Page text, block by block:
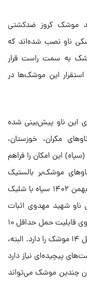
موشک کروز ضدکشتی
ناو نصب شده‌اند که
به سمت راست قرار
این موشک‌ها در
این ناو پیش‌بینی شده
مکران، خوزستان،
این امکان را فراهم
موشک‌بر بالستیک
محسوب شوند. این موضوع در رزمایش بهمن ۱۴۰۲ سپاه با شلیک
ناو شهید مهدوی اثبات
شد. بر اساس این تاکتیک، ناو شهید مهدوی قابلیت حمل حداقل ۱۰
موشک و ناو شهید باقری توان حمل حداقل ۱۴ موشک را دارد. البته،
پیچیده‌ای نیاز دارد
چندین موشک می‌تواند